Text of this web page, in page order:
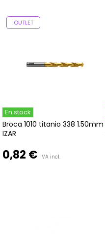
OUTLET
En stock
Broca 1010 titanio 338 1.50mm
IZAR
0,82 € IVA incl.